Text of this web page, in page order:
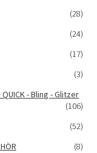
(28)
(24)
(17)
(3)
- Bling - Glitzer
(106)
(52)
(8)